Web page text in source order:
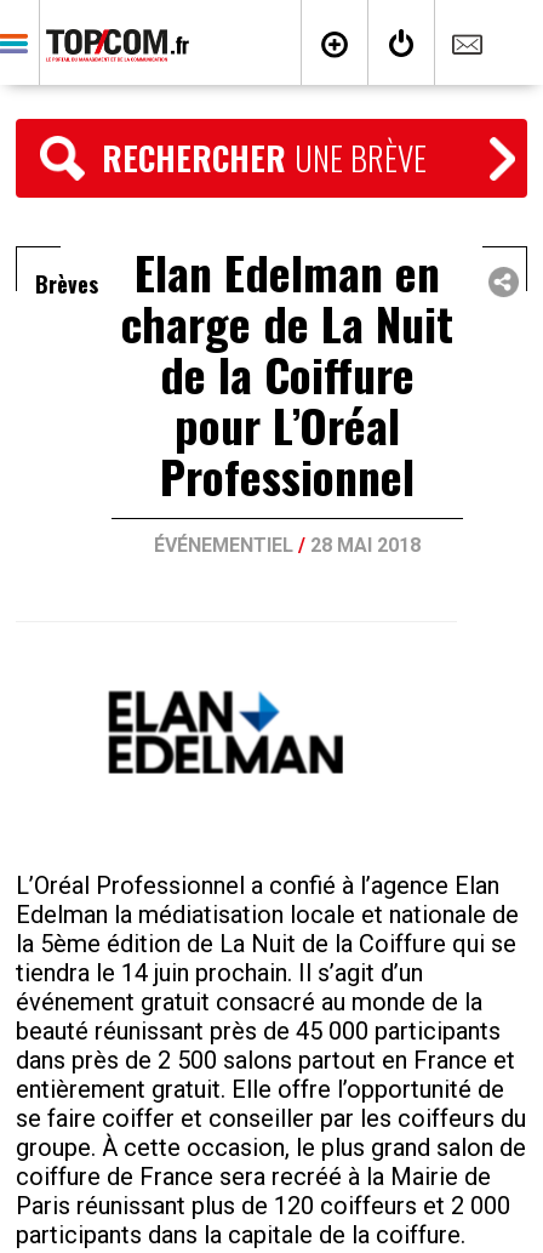
RECHERCHER UNE BRÈVE
Brèves Elan Edelman en
charge de La Nuit
de la Coiffure
pour L’Oréal
Professionnel
ÉVÉNEMENTIEL/ 28 MAI 2018
L’Oréal Professionnel a confié à l’agence Elan
Edelman la médiatisation locale et nationale de
la 5ème édition de La Nuit de la Coiffure qui se
tiendra le 14 juin prochain. Il s’agit d’un
événement gratuit consacré au monde de la
beauté réunissant près de 45 000 participants
dans près de 2 500 salons partout en France et
entièrement gratuit. Elle offre l’opportunité de
se faire coiffer et conseiller par les coiffeurs du
groupe. À cette occasion, le plus grand salon de
coiffure de France sera recréé à la Mairie de
Paris réunissant plus de 120 coiffeurs et 2 000
participants dans la capitale de la coiffure.